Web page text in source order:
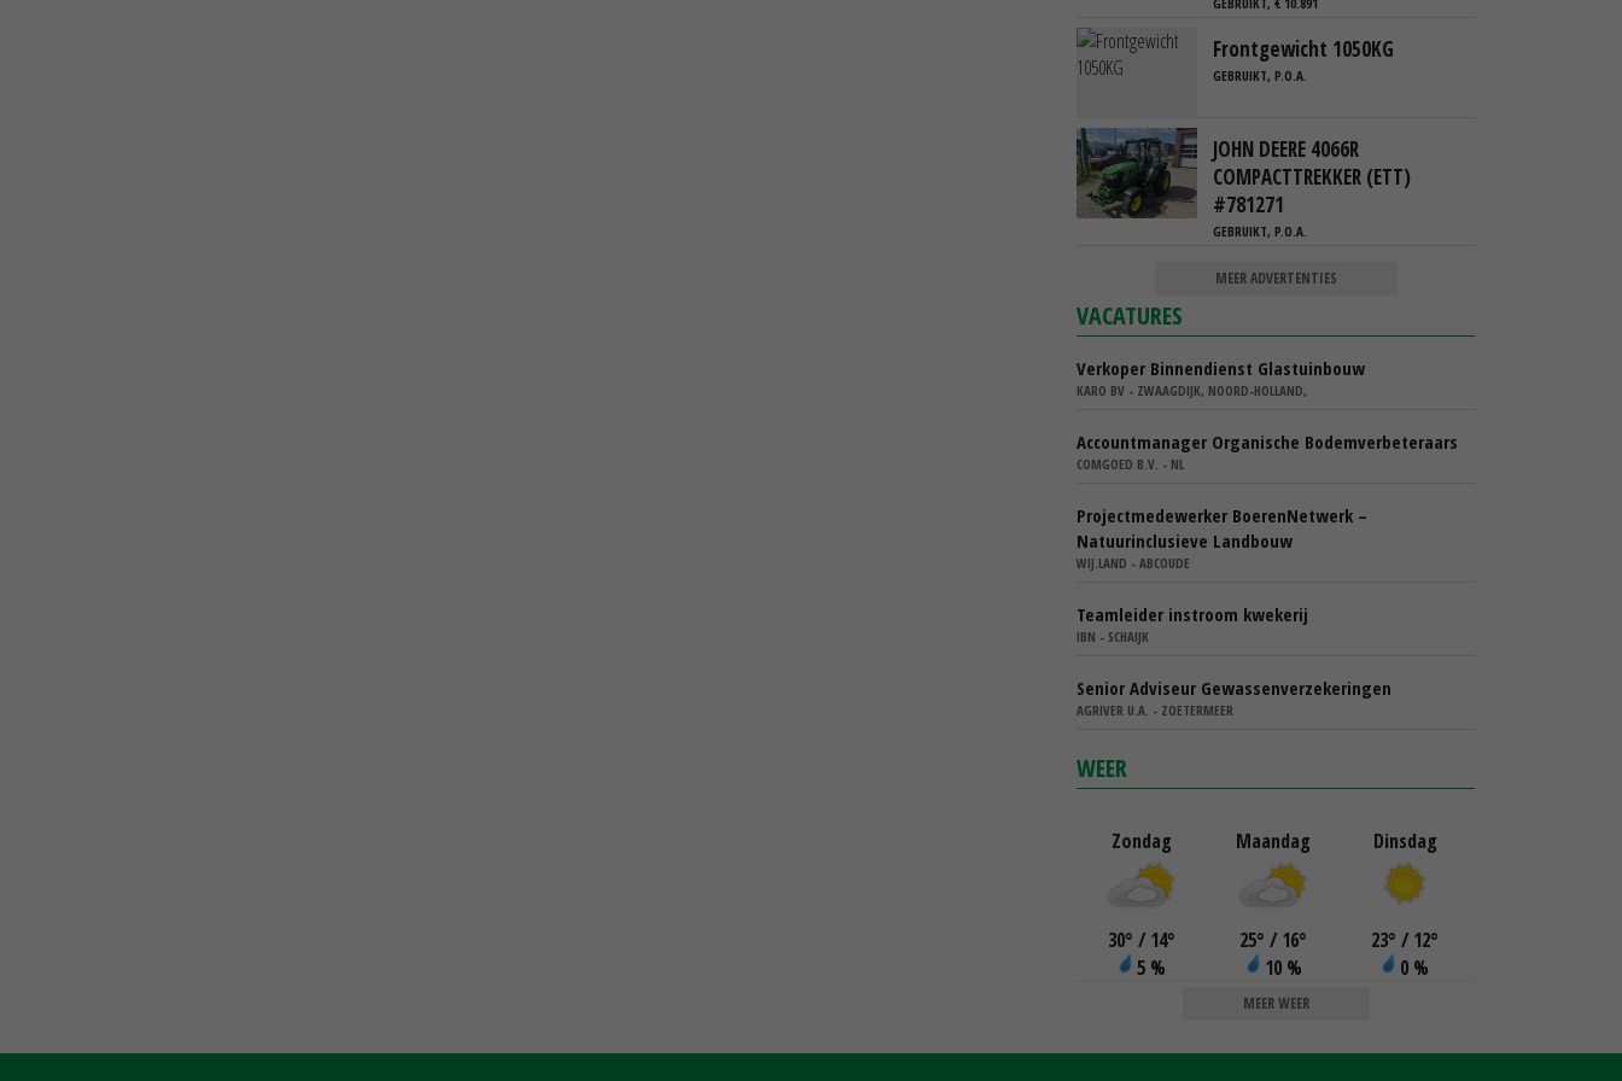
Frontgewicht 1050KG
GEBRUIKT, P.O.A.
JOHN DEERE 4066R
COMPACTTREKKER (ETT)
#781271
GEBRUIKT, P.O.A.
MEER ADVERTENTIES
VACATURES
Verkoper Binnendienst Glastuinbouw
KARO BV - ZWAAGDIJK, NOORD-HOLLAND,
Accountmanager Organische Bodemverbeteraars
COMGOED B.V. - NL
Projectmedewerker BoerenNetwerk –
Natuurinclusieve Landbouw
WIJ.LAND - ABCOUDE
Teamleider instroom kwekerij
IBN - SCHAIJK
Senior Adviseur Gewassenverzekeringen
AGRIVER U.A. - ZOETERMEER
WEER
Zondag
30° / 14°
5 %
Maandag
25° / 16°
10 %
Dinsdag
23° / 12°
0 %
MEER WEER